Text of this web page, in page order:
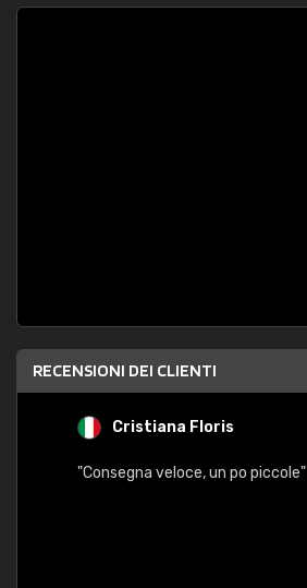
RECENSIONI DEI CLIENTI
Cristiana Floris
"Consegna veloce, un po piccole"